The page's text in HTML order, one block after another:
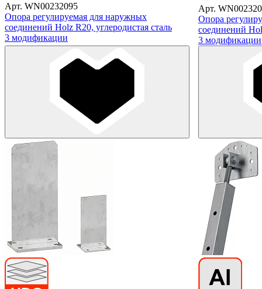
Арт. WN00232095
Опора регулируемая для наружных
соединений Holz R20, углеродистая сталь
3 модификации
Арт.
Опора
соединений
3 модификации